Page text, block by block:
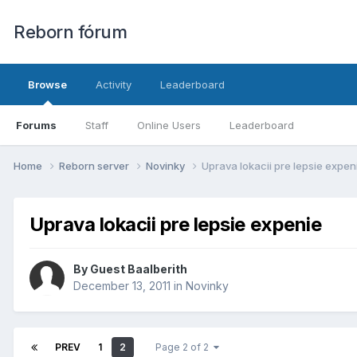
Reborn fórum
Browse
Forums Staff Online Users Leaderboard
Activity Leaderboard
Home Reborn server Novinky Uprava lokacii pre lepsie
Uprava lokacii pre lepsie expenie
By Guest Baalberith
December 13, 2011 in Novinky
PREV 1 2 Page 2 of 2